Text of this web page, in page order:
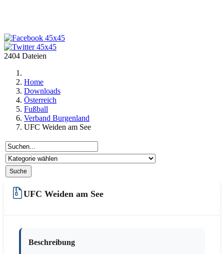
2404 Dateien
Home
Downloads
Österreich
Fußball
Verband Burgenland
UFC Weiden am See
UFC Weiden am See
Beschreibung